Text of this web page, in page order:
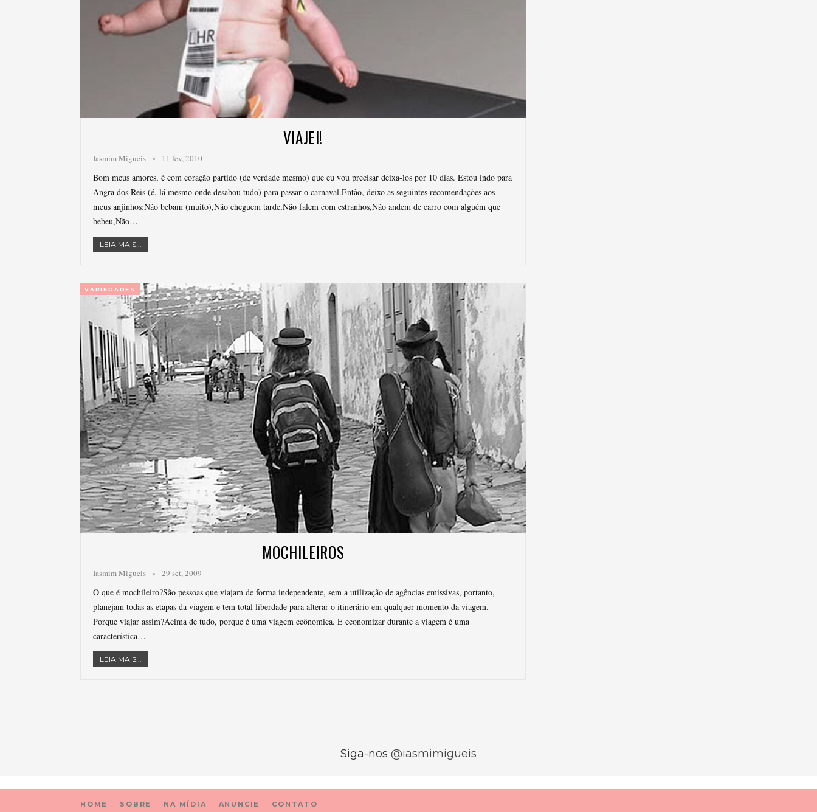
VIAJEI!
Iasmim Migueis 11 fev, 2010
Bom meus amores, é com coração partido (de verdade mesmo) que eu vou precisar deixa-los por 10 dias. Estou indo para
Angra dos Reis (é, lá mesmo onde desabou tudo) para passar o carnaval.Então, deixo as seguintes recomendações aos
meus anjinhos:Não bebam (muito),Não cheguem tarde,Não falem com estranhos,Não andem de carro com alguém que
bebeu,Não…
LEIA MAIS...
VARIEDADES
MOCHILEIROS
Iasmim Migueis 29 set, 2009
O que é mochileiro?São pessoas que viajam de forma independente, sem a utilização de agências emissivas, portanto,
planejam todas as etapas da viagem e tem total liberdade para alterar o itinerário em qualquer momento da viagem.
Porque viajar assim?Acima de tudo, porque é uma viagem ecônomica. E economizar durante a viagem é uma
característica…
LEIA MAIS...
Siga-nos @iasmimigueis
HOME SOBRE NA MÍDIA ANUNCIE CONTATO